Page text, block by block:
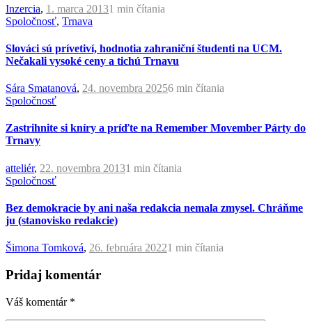
Inzercia, 1. marca 20131 min čítania
Spoločnosť, Trnava
Slováci sú prívetiví, hodnotia zahraniční študenti na UCM.
Nečakali vysoké ceny a tichú Trnavu
Sára Smatanová, 24. novembra 20256 min čítania
Spoločnosť
Zastrihnite si kníry a príďte na Remember Movember Párty do
Trnavy
atteliér, 22. novembra 20131 min čítania
Spoločnosť
Bez demokracie by ani naša redakcia nemala zmysel. Chráňme
ju (stanovisko redakcie)
Šimona Tomková, 26. februára 20221 min čítania
Pridaj komentár
Váš komentár *